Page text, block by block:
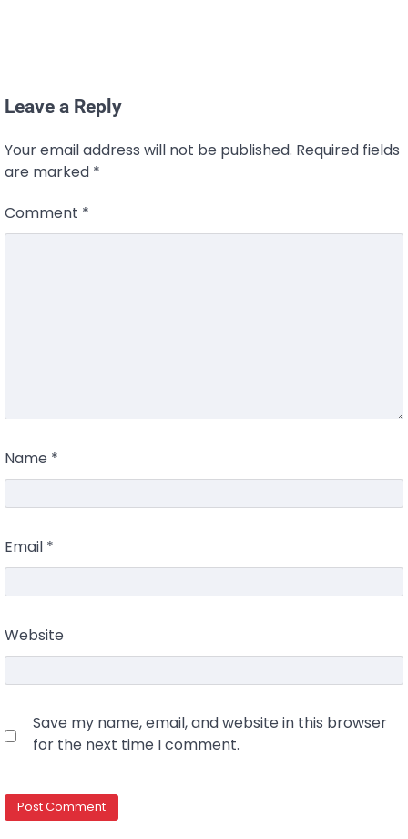
Leave a Reply
Your email address will not be published. Required fields
are marked *
Comment *
Name *
Email *
Website
Save my name, email, and website in this browser
for the next time I comment.